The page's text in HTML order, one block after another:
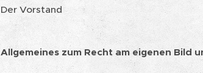
Der Vorstand
Allgemeines zum Recht am eigenen Bild